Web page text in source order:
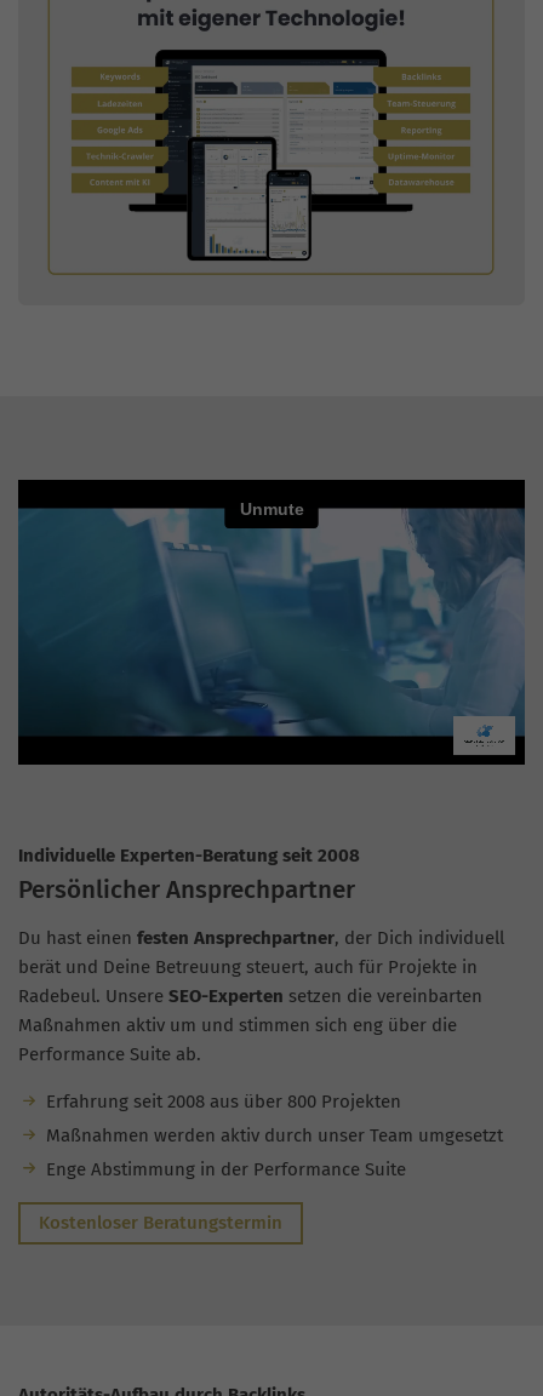
Individuelle Experten-Beratung seit 2008
Persönlicher Ansprechpartner
Du hast einen festen Ansprechpartner, der Dich individuell
berät und Deine Betreuung steuert, auch für Projekte in
Radebeul. Unsere SEO-Experten setzen die vereinbarten
Maßnahmen aktiv um und stimmen sich eng über die
Performance Suite ab.
Erfahrung seit 2008 aus über 800 Projekten
Maßnahmen werden aktiv durch unser Team umgesetzt
Enge Abstimmung in der Performance Suite
Kostenloser Beratungstermin